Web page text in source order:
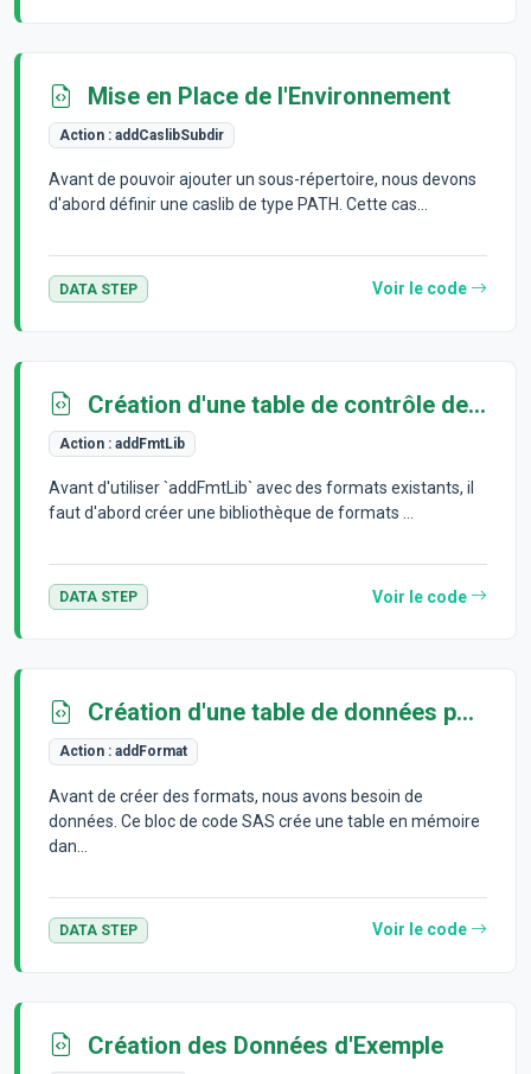
Mise en Place de l'Environnement
Action : addCaslibSubdir
Avant de pouvoir ajouter un sous-répertoire, nous devons
d'abord définir une caslib de type PATH. Cette cas...
DATA STEP Voir le code
Création d'une table de contrôle de formats
Action : addFmtLib
Avant d'utiliser `addFmtLib` avec des formats existants, il
faut d'abord créer une bibliothèque de formats ...
DATA STEP Voir le code
Création d'une table de données pour les exemples
Action : addFormat
Avant de créer des formats, nous avons besoin de
données. Ce bloc de code SAS crée une table en mémoire
dan...
DATA STEP Voir le code
Création des Données d'Exemple